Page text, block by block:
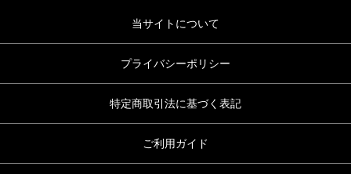
当サイトについて
プライバシーポリシー
特定商取引法に基づく表記
ご利用ガイド